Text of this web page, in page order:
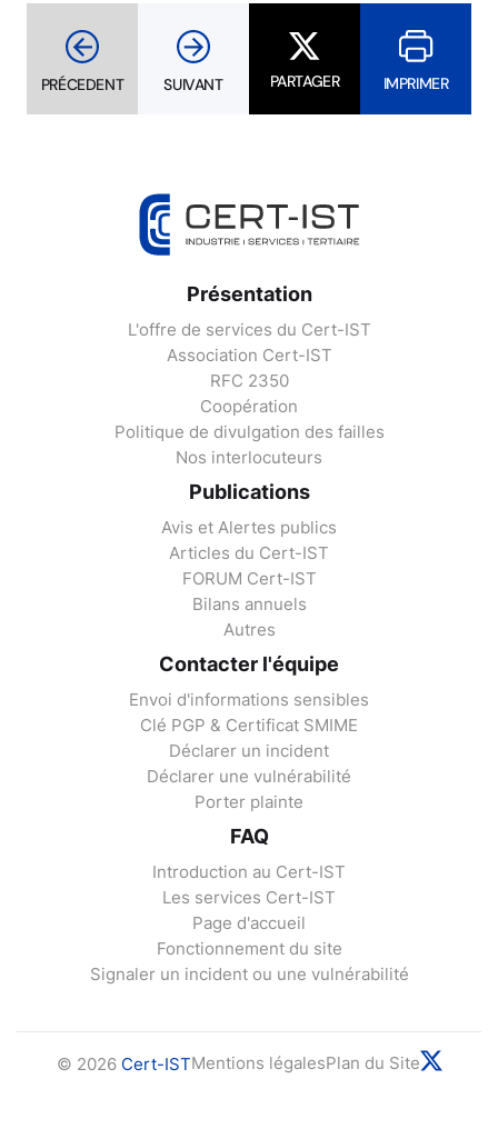
PRÉCEDENT SUIVANT PARTAGER IMPRIMER
Présentation
L'offre de services du Cert-IST
Association Cert-IST
RFC 2350
Coopération
Politique de divulgation des failles
Nos interlocuteurs
Publications
Avis et Alertes publics
Articles du Cert-IST
FORUM Cert-IST
Bilans annuels
Autres
Contacter l'équipe
Envoi d'informations sensibles
Clé PGP & Certificat SMIME
Déclarer un incident
Déclarer une vulnérabilité
Porter plainte
FAQ
Introduction au Cert-IST
Les services Cert-IST
Page d'accueil
Fonctionnement du site
Signaler un incident ou une vulnérabilité
© 2026 Cert-ISTMentions légalesPlan du Site